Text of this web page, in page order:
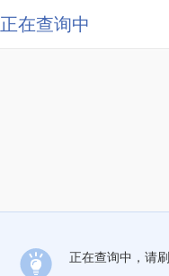
正在查询中
正在查询中，请